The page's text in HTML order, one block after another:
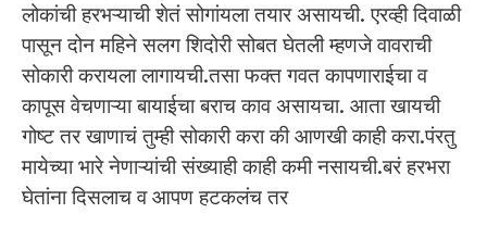
लोकांची हरभऱ्याची शेतं सोगांयला तयार असायची. एरव्ही दिवाळी
पासून दोन महिने सलग शिदोरी सोबत घेतली म्हणजे वावराची
सोकारी करायला लागायची.तसा फक्त गवत कापणाराईचा व
कापूस वेचणाऱ्या बायाईचा बराच काव असायचा. आता खायची
गोष्ट तर खाणाचं तुम्ही सोकारी करा की आणखी काही करा.पंरतु
मायेच्या भारे नेणाऱ्यांची संख्याही काही कमी नसायची.बरं हरभरा
घेतांना दिसलाच व आपण हटकलंच तर